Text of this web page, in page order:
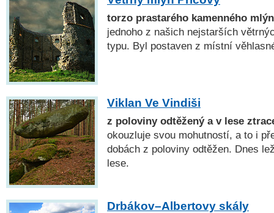
torzo prastarého kamenného
jednoho z našich nejstarších
typu. Byl postaven z místní
Viklan Ve Vindiši
z poloviny odtěžený a v lese
okouzluje svou mohutností, a to i
dobách z poloviny odtěžen. Dnes
lese.
Drbákov–Albertovy skály